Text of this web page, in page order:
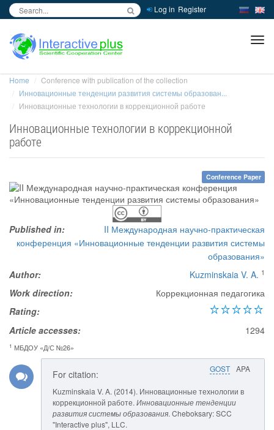
Log in Register
Home
Conference with publication of the collection
Инновационные тенденции развития системы образован...
Инновационные технологии в коррекционной работе
Инновационные технологии в коррекционной
работе
Conference Paper
Published in:
II Международная научно-практическая
конференция «Инновационные тенденции развития системы
образования»
Author:
Kuzminskaia V. A. 1
Work direction:
Коррекционная педагогика
Rating:
Article accesses:
1294
1 МБДОУ «Д/С №26»
GOST APA
For citation:
Kuzminskaia V. A. (2014). Инновационные технологии в
коррекционной работе. Инновационные тенденции
развития системы образования. Cheboksary: SCC
"Interactive plus", LLC.